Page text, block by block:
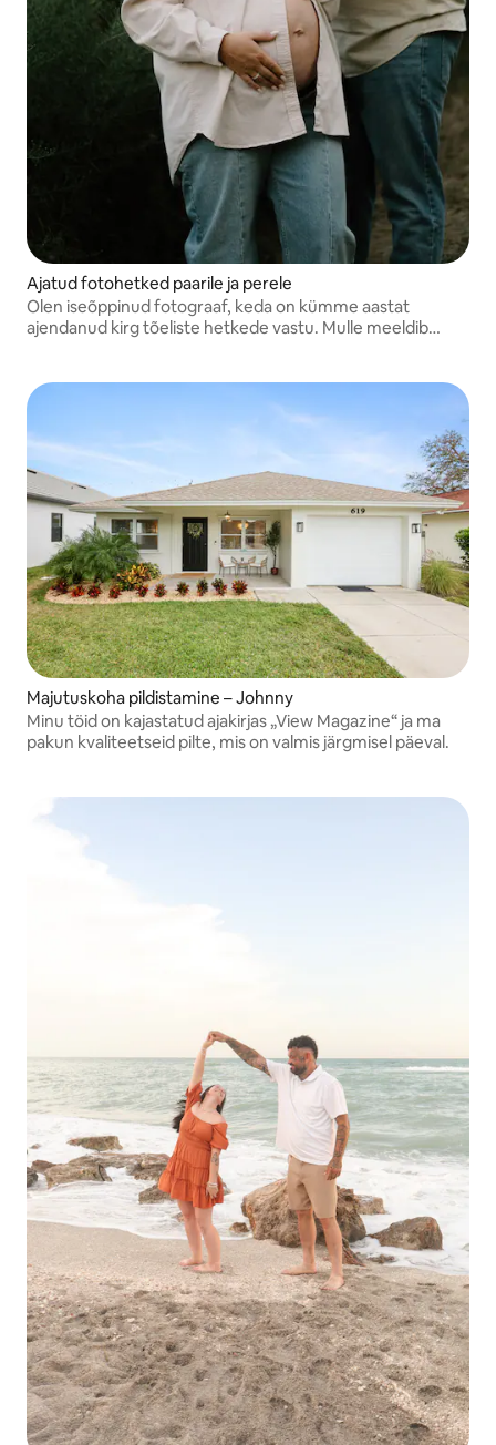
Ajatud fotohetked paarile ja perele
Olen iseõppinud fotograaf, keda on kümme aastat
ajendanud kirg tõeliste hetkede vastu. Mulle meeldib
väga sinuga koostööd teha!
Majutuskoha pildistamine – Johnny
Minu töid on kajastatud ajakirjas „View Magazine“ ja ma
pakun kvaliteetseid pilte, mis on valmis järgmisel päeval.